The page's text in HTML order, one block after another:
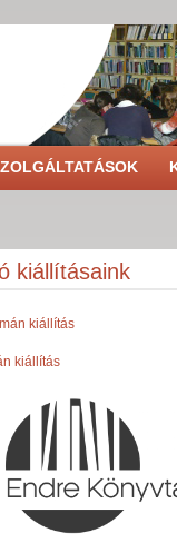
kiállításaink
kiállítás
kiállítás